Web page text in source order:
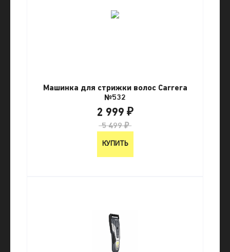
Машинка для стрижки волос Carrera
№532
2 999 ₽
5 499 ₽
КУПИТЬ